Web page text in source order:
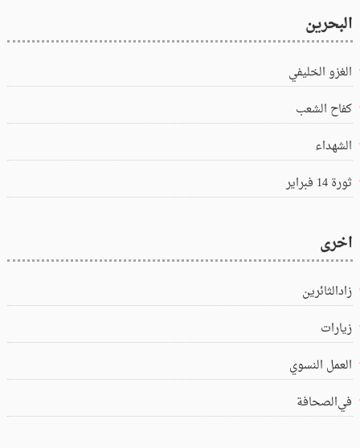
البحرين
الغزو الخليفي
كفاح الشعب
الشهداء
ثورة 14 فبراير
اخرى
زادالثائرين
زيارات
العمل النسوي
في‌الصحافة